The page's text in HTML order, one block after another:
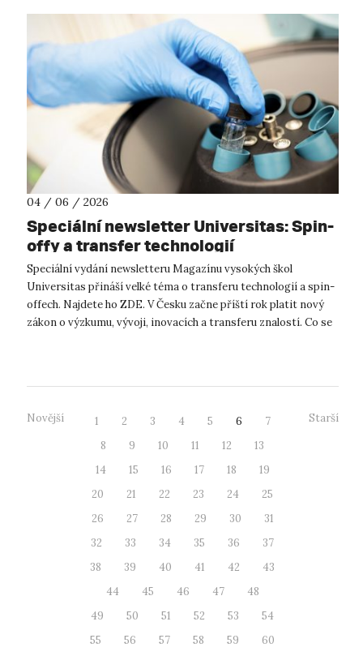
04 / 06 / 2026
Speciální newsletter Universitas: Spin-
offy a transfer technologií
Speciální vydání newsletteru Magazínu vysokých škol
Universitas přináší velké téma o transferu technologií a spin-
offech. Najdete ho ZDE. V Česku začne příští rok platit nový
zákon o výzkumu, vývoji, inovacích a transferu znalostí. Co se
Novější 1 2 3 4 5 6
7
8
9 10 11 12
13
14
15 16 17 18
19
20
21 22 23 24
25
26
27 28 29 30
31
32
33 34 35 36
37
38
39 40 41 42
43
44
45 46 47
48
49
50 51 52 53
54
55
56 57 58 59
60
Starší